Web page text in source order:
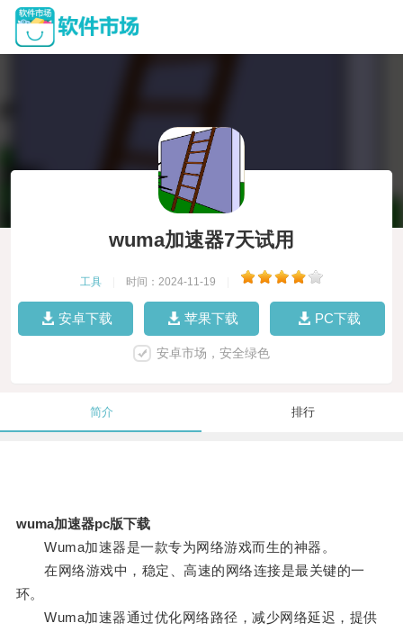
wuma加速器7天试用
工具 时间：2024-11-19
安卓下载 苹果下载 PC下载
安卓市场，安全绿色
简介 排行
wuma加速器pc版下载
Wuma加速器是一款专为网络游戏而生的神器。
在网络游戏中，稳定、高速的网络连接是最关键的一
环。
Wuma加速器通过优化网络路径，减少网络延迟，提供